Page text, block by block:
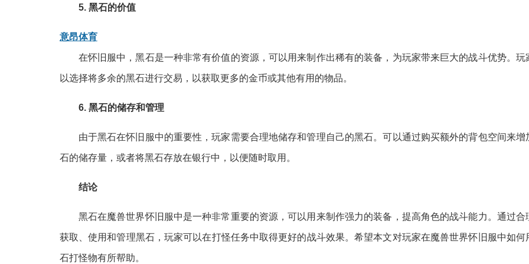
5. 黑石的价值
意昂体育
在怀旧服中，黑石是一种非常有价值的资源，可以用来制作出稀有的装备，为玩家带来巨大的战斗优势。玩
以选择将多余的黑石进行交易，以获取更多的金币或其他有用的物品。
6. 黑石的储存和管理
由于黑石在怀旧服中的重要性，玩家需要合理地储存和管理自己的黑石。可以通过购买额外的背包空间来增
石的储存量，或者将黑石存放在银行中，以便随时取用。
结论
黑石在魔兽世界怀旧服中是一种非常重要的资源，可以用来制作强力的装备，提高角色的战斗能力。通过合
获取、使用和管理黑石，玩家可以在打怪任务中取得更好的战斗效果。希望本文对玩家在魔兽世界怀旧服中如何
石打怪物有所帮助。